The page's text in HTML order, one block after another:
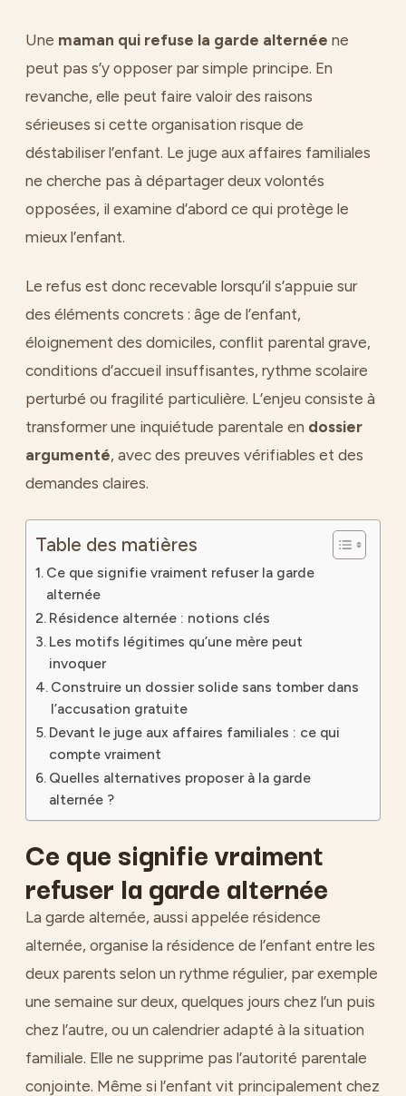
Une maman qui refuse la garde alternée ne
peut pas s’y opposer par simple principe. En
revanche, elle peut faire valoir des raisons
sérieuses si cette organisation risque de
déstabiliser l’enfant. Le juge aux affaires familiales
ne cherche pas à départager deux volontés
opposées, il examine d’abord ce qui protège le
mieux l’enfant.
Le refus est donc recevable lorsqu’il s’appuie sur
des éléments concrets : âge de l’enfant,
éloignement des domiciles, conflit parental grave,
conditions d’accueil insuffisantes, rythme scolaire
perturbé ou fragilité particulière. L’enjeu consiste à
transformer une inquiétude parentale en dossier
argumenté, avec des preuves vérifiables et des
demandes claires.
Table des matières
Ce que signifie vraiment refuser la garde
alternée
Résidence alternée : notions clés
Les motifs légitimes qu’une mère peut
invoquer
Construire un dossier solide sans tomber dans
l’accusation gratuite
Devant le juge aux affaires familiales : ce qui
compte vraiment
Quelles alternatives proposer à la garde
alternée ?
Ce que signifie vraiment
refuser la garde alternée
La garde alternée, aussi appelée résidence
alternée, organise la résidence de l’enfant entre les
deux parents selon un rythme régulier, par exemple
une semaine sur deux, quelques jours chez l’un puis
chez l’autre, ou un calendrier adapté à la situation
familiale. Elle ne supprime pas l’autorité parentale
conjointe. Même si l’enfant vit principalement chez